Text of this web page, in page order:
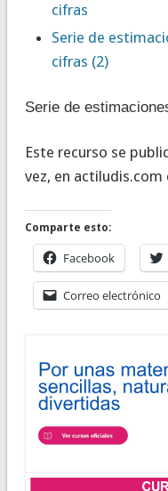
cifras
Serie de
cifras (2)
Serie de
Este recurso se
vez, en actiludis.com
Comparte esto:
Facebook
Correo electrónico